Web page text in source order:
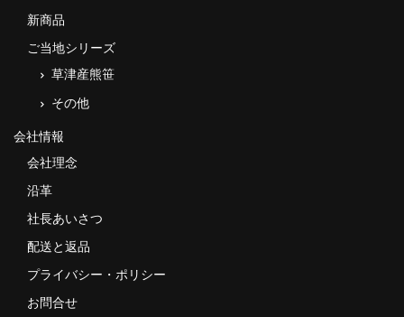
新商品
ご当地シリーズ
草津産熊笹
その他
会社情報
会社理念
沿革
社長あいさつ
配送と返品
プライバシー・ポリシー
お問合せ